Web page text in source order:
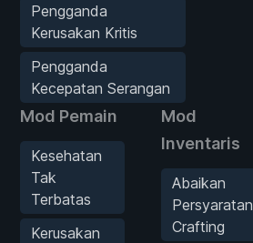
Pengganda
Kerusakan Kritis
Pengganda
Kecepatan Serangan
Mod Pemain
Kesehatan
Tak
Terbatas
Kerusakan
Mod
Inventaris
Abaikan
Persyaratan
Crafting